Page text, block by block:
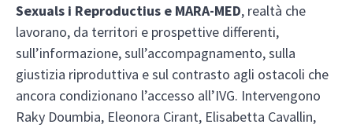
Sexuals i Reproductius e MARA-MED, realtà che
lavorano, da territori e prospettive differenti,
sull’informazione, sull’accompagnamento, sulla
giustizia riproduttiva e sul contrasto agli ostacoli che
ancora condizionano l’accesso all’IVG. Intervengono
Raky Doumbia, Eleonora Cirant, Elisabetta Cavallin,